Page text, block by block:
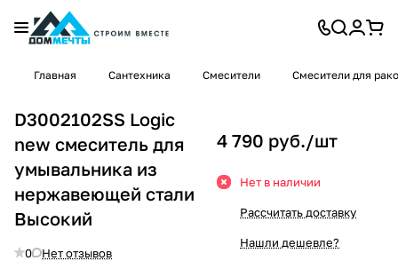
Главная Сантехника Смесители Смесители для
D3002102SS Logic
new смеситель для
умывальника из
нержавеющей стали
Высокий
0 Нет отзывов
4 790 руб./шт
Нет в наличии
Рассчитать доставку
Нашли дешевле?